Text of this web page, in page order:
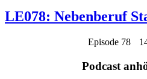
LE078: Nebenberuf
Episode 78
Podcast